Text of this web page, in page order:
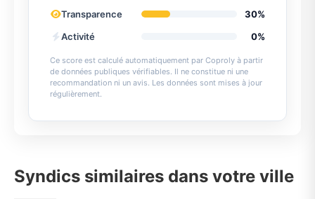
Transparence
30%
Activité
0%
Ce score est calculé automatiquement par Coproly à partir
de données publiques vérifiables. Il ne constitue ni une
recommandation ni un avis. Les données sont mises à jour
régulièrement.
Syndics similaires dans votre ville